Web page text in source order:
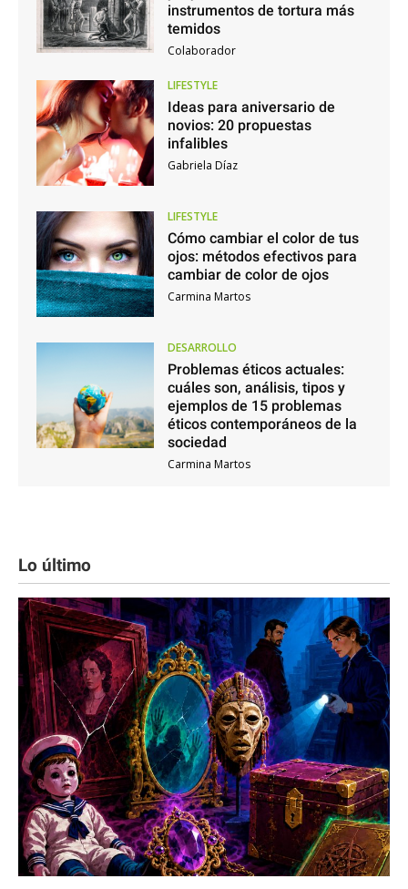
instrumentos de tortura más
temidos
Colaborador
LIFESTYLE
Ideas para aniversario de
novios: 20 propuestas
infalibles
Gabriela Díaz
LIFESTYLE
Cómo cambiar el color de tus
ojos: métodos efectivos para
cambiar de color de ojos
Carmina Martos
DESARROLLO
Problemas éticos actuales:
cuáles son, análisis, tipos y
ejemplos de 15 problemas
éticos contemporáneos de la
sociedad
Carmina Martos
Lo último